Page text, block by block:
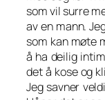
som vil surre
av en mann.
som kan møte
å ha deilig
det å kose og
Jeg savner